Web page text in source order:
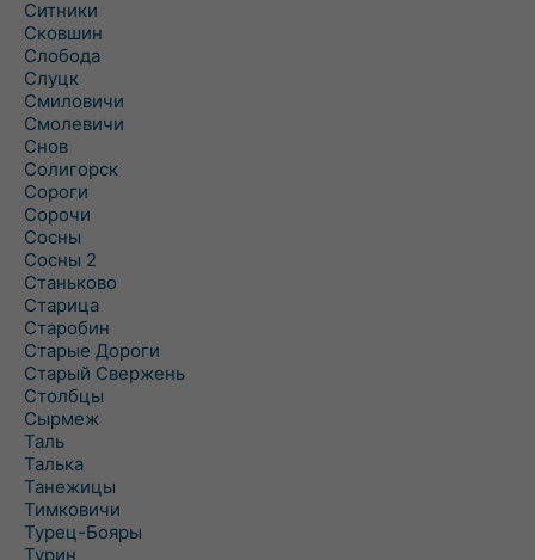
Ситники
Сковшин
Слобода
Слуцк
Смиловичи
Смолевичи
Снов
Солигорск
Сороги
Сорочи
Сосны
Сосны 2
Станьково
Старица
Старобин
Старые Дороги
Старый Свержень
Столбцы
Сырмеж
Таль
Талька
Танежицы
Тимковичи
Турец-Бояры
Турин